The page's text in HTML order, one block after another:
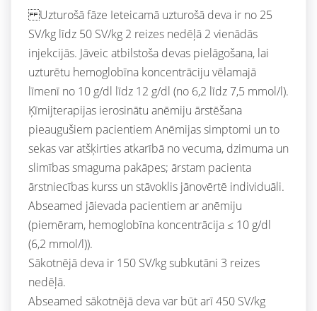
Uzturošā fāze Ieteicamā uzturošā deva ir no 25
SV/kg līdz 50 SV/kg 2 reizes nedēļā 2 vienādās
injekcijās. Jāveic atbilstoša devas pielāgošana, lai
uzturētu hemoglobīna koncentrāciju vēlamajā
līmenī no 10 g/dl līdz 12 g/dl (no 6,2 līdz 7,5 mmol/l).
Ķīmijterapijas ierosinātu anēmiju ārstēšana
pieaugušiem pacientiem Anēmijas simptomi un to
sekas var atšķirties atkarībā no vecuma, dzimuma un
slimības smaguma pakāpes; ārstam pacienta
ārstniecības kurss un stāvoklis jānovērtē individuāli.
Abseamed jāievada pacientiem ar anēmiju
(piemēram, hemoglobīna koncentrācija ≤ 10 g/dl
(6,2 mmol/l)).
Sākotnējā deva ir 150 SV/kg subkutāni 3 reizes
nedēļā.
Abseamed sākotnējā deva var būt arī 450 SV/kg